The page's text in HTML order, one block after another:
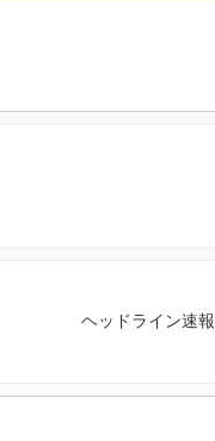
ヘッドライン速報